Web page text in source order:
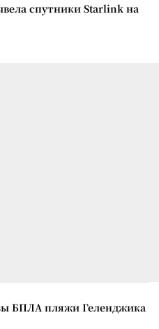
спутники Starlink на
БПЛА пляжи Геленджика